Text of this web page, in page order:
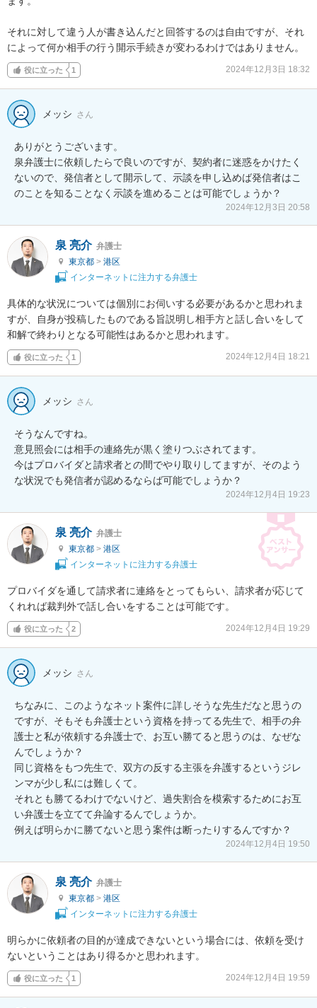
それに対して違う人が書き込んだと回答するのは自由ですが、それ
によって何か相手の行う開示手続きが変わるわけではありません。
役に立った 1 2024年12月3日 18:32
メッシ さん
ありがとうございます。
泉弁護士に依頼したらで良いのですが、契約者に迷惑をかけたく
ないので、発信者として開示して、示談を申し込めば発信者はこ
のことを知ることなく示談を進めることは可能でしょうか？
2024年12月3日 20:58
泉 亮介 弁護士
東京都 > 港区
インターネットに注力する弁護士
具体的な状況については個別にお伺いする必要があるかと思われま
すが、自身が投稿したものである旨説明し相手方と話し合いをして
和解で終わりとなる可能性はあるかと思われます。
役に立った 1 2024年12月4日 18:21
メッシ さん
そうなんですね。
意見照会には相手の連絡先が黒く塗りつぶされてます。
今はプロバイダと請求者との間でやり取りしてますが、そのよう
な状況でも発信者が認めるならば可能でしょうか？
2024年12月4日 19:23
泉 亮介 弁護士
東京都 > 港区
インターネットに注力する弁護士
プロバイダを通して請求者に連絡をとってもらい、請求者が応じて
くれれば裁判外で話し合いをすることは可能です。
役に立った 2 2024年12月4日 19:29
メッシ さん
ちなみに、このようなネット案件に詳しそうな先生だなと思うの
ですが、そもそも弁護士という資格を持ってる先生で、相手の弁
護士と私が依頼する弁護士で、お互い勝てると思うのは、なぜな
んでしょうか？
同じ資格をもつ先生で、双方の反する主張を弁護するというジレ
ンマが少し私には難しくて。
それとも勝てるわけでないけど、過失割合を模索するためにお互
い弁護士を立てて弁論するんでしょうか。
例えば明らかに勝てないと思う案件は断ったりするんですか？
2024年12月4日 19:50
泉 亮介 弁護士
東京都 > 港区
インターネットに注力する弁護士
明らかに依頼者の目的が達成できないという場合には、依頼を受け
ないということはあり得るかと思われます。
役に立った 1 2024年12月4日 19:59